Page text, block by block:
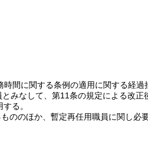
間に関する条例の適用に関する経過
みなして、第11条の規定による改
る。
ののほか、暫定再任用職員に関し必